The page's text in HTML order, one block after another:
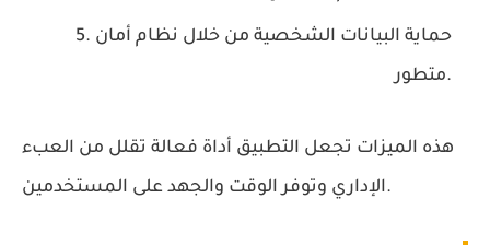
حماية البيانات الشخصية من خلال نظام أمان
متطور.
هذه الميزات تجعل التطبيق أداة فعالة تقلل من العبء
الإداري وتوفر الوقت والجهد على المستخدمين.